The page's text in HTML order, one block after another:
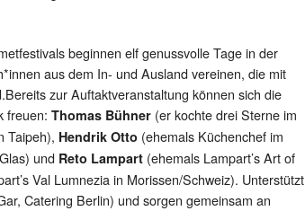
beginnen elf genussvolle Tage in der
aus dem In- und Ausland vereinen, die mit
zur Auftaktveranstaltung können sich die
freuen: Thomas Bühner (er kochte drei Sterne im
Taipeh), Hendrik Otto (ehemals Küchenchef im
und Reto Lampart (ehemals Lampart’s Art of
Val Lumnezia in Morissen/Schweiz). Unterstützt
Catering Berlin) und sorgen gemeinsam an